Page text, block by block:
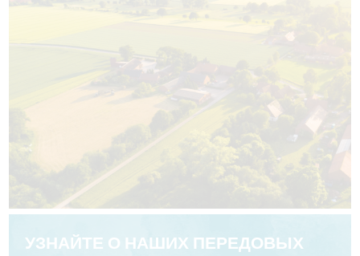
УЗНАЙТЕ О НАШИХ ПЕРЕДОВЫХ